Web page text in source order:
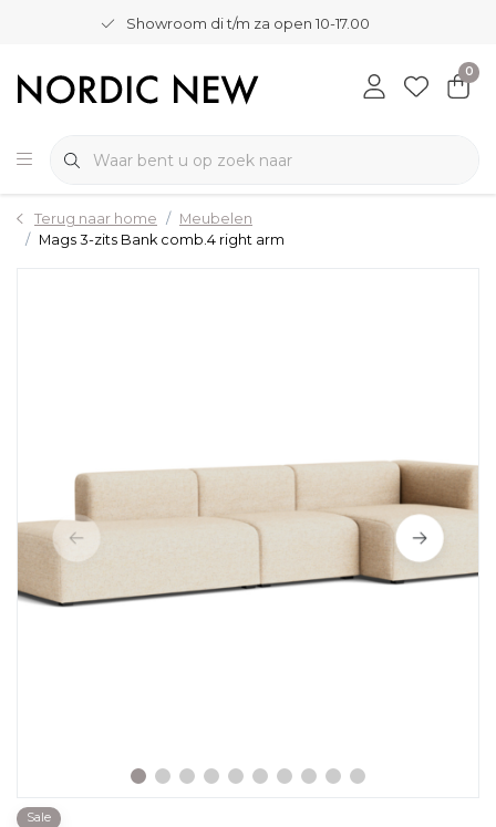
Showroom di t/m za open 10-17.00
0
Terug naar home
Meubelen
Mags 3-zits Bank comb.4 right arm
Sale